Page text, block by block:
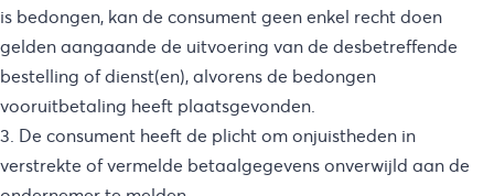
is bedongen, kan de consument geen enkel recht doen
gelden aangaande de uitvoering van de desbetreffende
bestelling of dienst(en), alvorens de bedongen
vooruitbetaling heeft plaatsgevonden.
3. De consument heeft de plicht om onjuistheden in
verstrekte of vermelde betaalgegevens onverwijld aan de